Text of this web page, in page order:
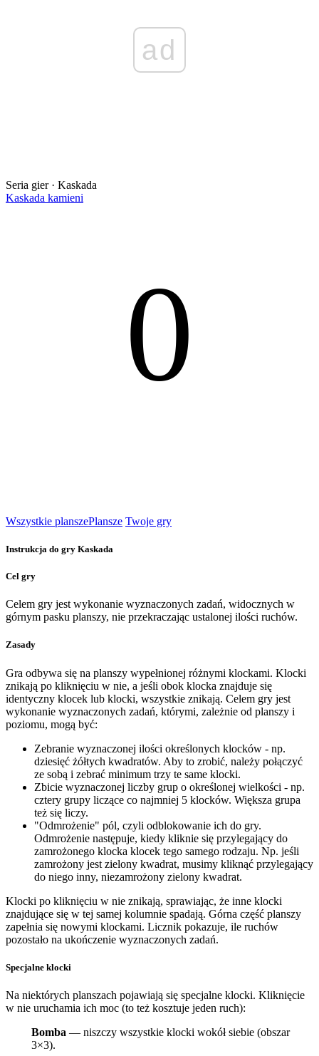
ad
Seria gier · Kaskada
Kaskada kamieni
0
Wszystkie planszePlansze Twoje gry
Instrukcja do gry Kaskada
Cel gry
Celem gry jest wykonanie wyznaczonych zadań, widocznych w
górnym pasku planszy, nie przekraczając ustalonej ilości ruchów.
Zasady
Gra odbywa się na planszy wypełnionej różnymi klockami. Klocki
znikają po kliknięciu w nie, a jeśli obok klocka znajduje się
identyczny klocek lub klocki, wszystkie znikają. Celem gry jest
wykonanie wyznaczonych zadań, którymi, zależnie od planszy i
poziomu, mogą być:
Zebranie wyznaczonej ilości określonych klocków - np.
dziesięć żółtych kwadratów. Aby to zrobić, należy połączyć
ze sobą i zebrać minimum trzy te same klocki.
Zbicie wyznaczonej liczby grup o określonej wielkości - np.
cztery grupy liczące co najmniej 5 klocków. Większa grupa
też się liczy.
"Odmrożenie" pól, czyli odblokowanie ich do gry.
Odmrożenie następuje, kiedy kliknie się przylegający do
zamrożonego klocka klocek tego samego rodzaju. Np. jeśli
zamrożony jest zielony kwadrat, musimy kliknąć przylegający
do niego inny, niezamrożony zielony kwadrat.
Klocki po kliknięciu w nie znikają, sprawiając, że inne klocki
znajdujące się w tej samej kolumnie spadają. Górna część planszy
zapełnia się nowymi klockami. Licznik pokazuje, ile ruchów
pozostało na ukończenie wyznaczonych zadań.
Specjalne klocki
Na niektórych planszach pojawiają się specjalne klocki. Kliknięcie
w nie uruchamia ich moc (to też kosztuje jeden ruch):
Bomba — niszczy wszystkie klocki wokół siebie (obszar
3×3).